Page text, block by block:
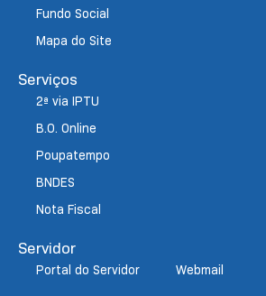
Fundo Social
Mapa do Site
Serviços
2ª via IPTU
B.O. Online
Poupatempo
BNDES
Nota Fiscal
Servidor
Portal do Servidor Webmail